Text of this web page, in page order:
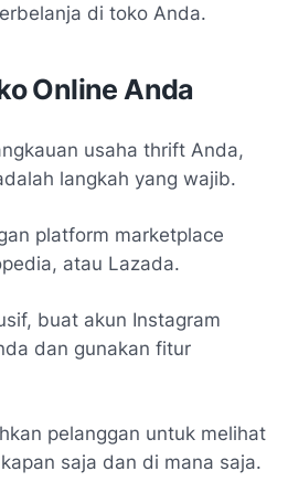
di toko Anda.
Online Anda
usaha thrift Anda,
langkah yang wajib.
platform marketplace
atau Lazada.
buat akun Instagram
dan gunakan fitur
pelanggan untuk melihat
saja dan di mana saja.